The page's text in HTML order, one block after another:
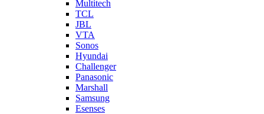
Multitech
TCL
JBL
VTA
Sonos
Hyundai
Challenger
Panasonic
Marshall
Samsung
Esenses